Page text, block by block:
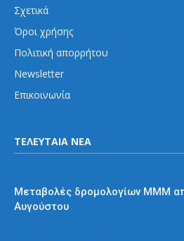
Σχετικά
Όροι χρήσης
Πολιτική απορρήτου
Newsletter
Επικοινωνία
ΤΕΛΕΥΤΑΙΑ ΝΕΑ
Μεταβολές δρομολογίων ΜΜΜ
Αυγούστου